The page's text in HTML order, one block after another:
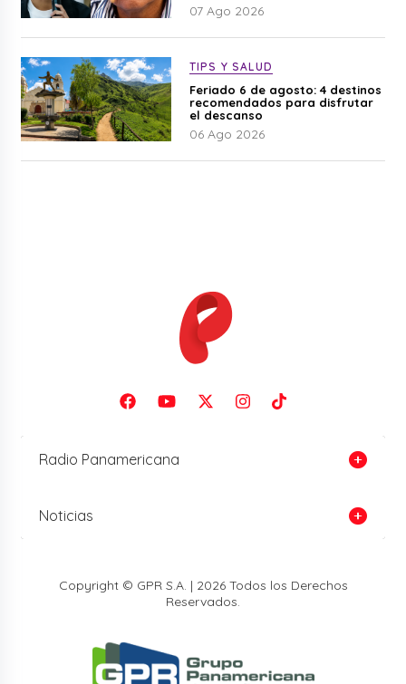
07 Ago 2026
TIPS Y SALUD
Feriado 6 de agosto: 4 destinos
recomendados para disfrutar
el descanso
06 Ago 2026
Radio Panamericana
Noticias
Copyright © GPR S.A. | 2026 Todos los Derechos
Reservados.